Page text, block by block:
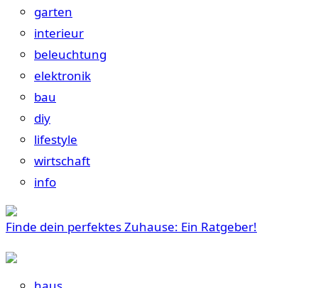
garten
interieur
beleuchtung
elektronik
bau
diy
lifestyle
wirtschaft
info
Finde dein perfektes Zuhause: Ein Ratgeber!